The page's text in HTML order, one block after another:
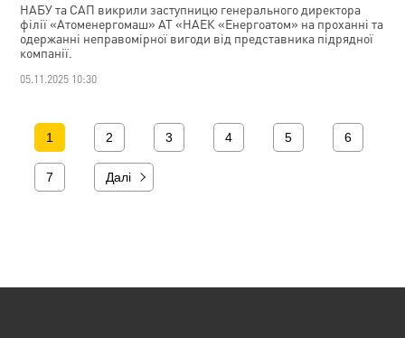
НАБУ та САП викрили заступницю генерального директора
філії «Атоменергомаш» АТ «НАЕК «Енергоатом» на проханні та
одержанні неправомірної вигоди від представника підрядної
компанії.
05.11.2025 10:30
1 2 3 4 5 6
7 Далі